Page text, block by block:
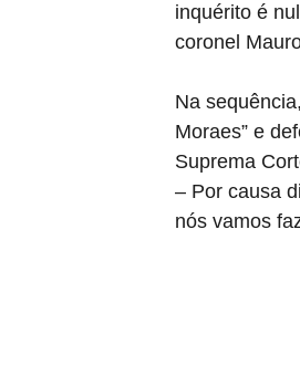
inquérito é
coronel
Na
Moraes” e
Suprema
– Por causa
nós vamos